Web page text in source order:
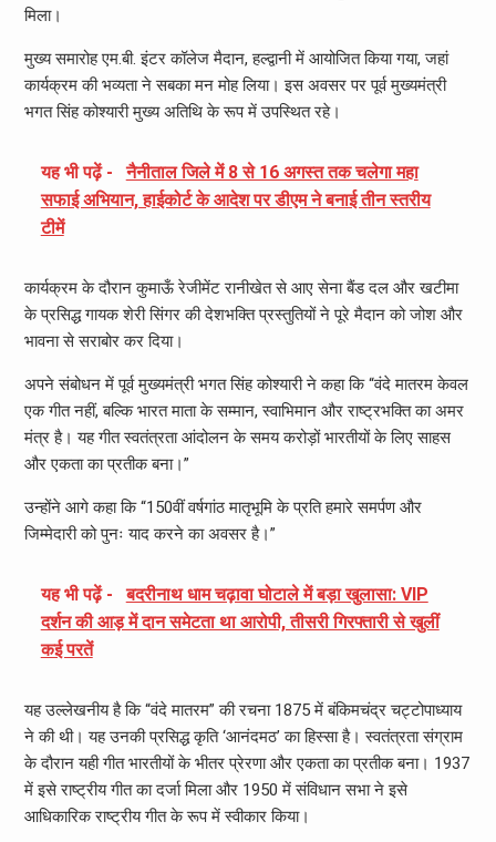
मिला।
मुख्य समारोह एम.बी. इंटर कॉलेज मैदान, हल्द्वानी में आयोजित किया गया, जहां
कार्यक्रम की भव्यता ने सबका मन मोह लिया। इस अवसर पर पूर्व मुख्यमंत्री
भगत सिंह कोश्यारी मुख्य अतिथि के रूप में उपस्थित रहे।
यह भी पढ़ें -
नैनीताल जिले में 8 से 16 अगस्त तक चलेगा महा
सफाई अभियान, हाईकोर्ट के आदेश पर डीएम ने बनाई तीन स्तरीय
टीमें
कार्यक्रम के दौरान कुमाऊँ रेजीमेंट रानीखेत से आए सेना बैंड दल और खटीमा
के प्रसिद्ध गायक शेरी सिंगर की देशभक्ति प्रस्तुतियों ने पूरे मैदान को जोश और
भावना से सराबोर कर दिया।
अपने संबोधन में पूर्व मुख्यमंत्री भगत सिंह कोश्यारी ने कहा कि “वंदे मातरम केवल
एक गीत नहीं, बल्कि भारत माता के सम्मान, स्वाभिमान और राष्ट्रभक्ति का अमर
मंत्र है। यह गीत स्वतंत्रता आंदोलन के समय करोड़ों भारतीयों के लिए साहस
और एकता का प्रतीक बना।”
उन्होंने आगे कहा कि “150वीं वर्षगांठ मातृभूमि के प्रति हमारे समर्पण और
जिम्मेदारी को पुनः याद करने का अवसर है।”
यह भी पढ़ें -
बदरीनाथ धाम चढ़ावा घोटाले में बड़ा खुलासा: VIP
दर्शन की आड़ में दान समेटता था आरोपी, तीसरी गिरफ्तारी से खुलीं
कई परतें
यह उल्लेखनीय है कि “वंदे मातरम” की रचना 1875 में बंकिमचंद्र चट्टोपाध्याय
ने की थी। यह उनकी प्रसिद्ध कृति ‘आनंदमठ’ का हिस्सा है। स्वतंत्रता संग्राम
के दौरान यही गीत भारतीयों के भीतर प्रेरणा और एकता का प्रतीक बना। 1937
में इसे राष्ट्रीय गीत का दर्जा मिला और 1950 में संविधान सभा ने इसे
आधिकारिक राष्ट्रीय गीत के रूप में स्वीकार किया।